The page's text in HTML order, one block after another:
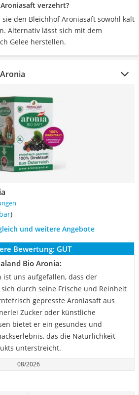
verzehrt?
sie den Bleichhof Aroniasaft sowohl kalt
Alternativ lässt sich mit dem
Gelee herstellen.
)
und weitere Angebote
Bewertung: GUT
Bio Aronia:
ist uns aufgefallen, dass der
durch seine Frische und Reinheit
gepresste Aroniasaft aus
Zucker oder künstliche
bietet er ein gesundes und
das die Natürlichkeit
unterstreicht.
08/2026